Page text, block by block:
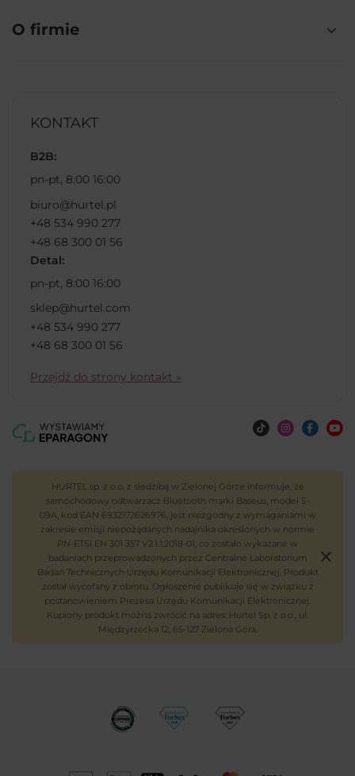
O firmie
KONTAKT
B2B:
pn-pt, 8:00 16:00
biuro@hurtel.pl
+48 534 990 277
+48 68 300 01 56
Detal:
pn-pt, 8:00 16:00
sklep@hurtel.com
+48 534 990 277
+48 68 300 01 56
Przejdź do strony kontakt »
HURTEL sp. z o.o. z siedzibą w Zielonej Górze informuje, że
samochodowy odtwarzacz Bluetooth marki Baseus, model S-
09A, kod EAN 6932172626976, jest niezgodny z wymaganiami w
zakresie emisji niepożądanych nadajnika określonych w normie
PN-ETSI EN 301 357 V2.1.1:2018-01, co zostało wykazane w
badaniach przeprowadzonych przez Centralne Laboratorium
Badań Technicznych Urzędu Komunikacji Elektronicznej. Produkt
został wycofany z obrotu. Ogłoszenie publikuje się w związku z
postanowieniem Prezesa Urzędu Komunikacji Elektronicznej.
Kupiony produkt można zwrócić na adres: Hurtel Sp. z o.o., ul.
Międzyrzecka 12, 65-127 Zielona Góra.